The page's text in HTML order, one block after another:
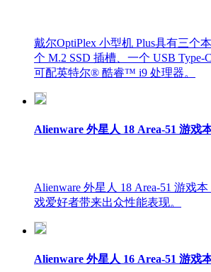
戴尔OptiPlex 小型机 Plus具有三个
个 M.2 SSD 插槽、一个 USB Type-
可配英特尔® 酷睿™ i9 处理器。
Alienware 外星人 18 Area-51 游戏
Alienware 外星人 18 Area-51 游戏
戏爱好者带来出众性能表现。
Alienware 外星人 16 Area-51 游戏